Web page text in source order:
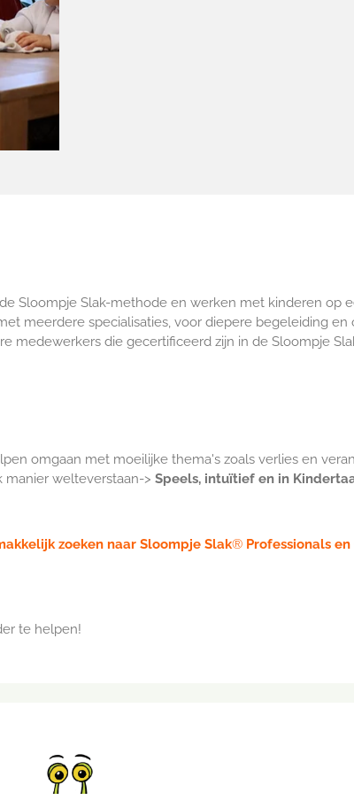
Sloompje Slak-methode en werken met kinderen op
meerdere specialisaties, voor diepere begeleiding en
medewerkers die gecertificeerd zijn in de Sloompje
omgaan met moeilijke thema's zoals verlies en
manier welteverstaan-> Speels, intuïtief en in
zoeken naar Sloompje Slak® Professionals
te helpen!